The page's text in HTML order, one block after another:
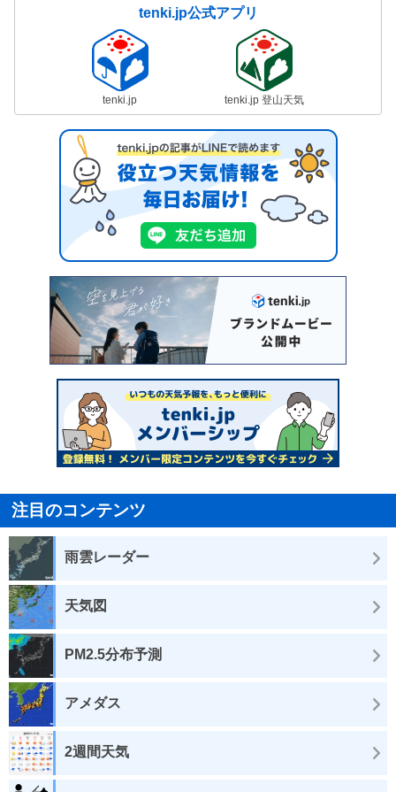
tenki.jp公式アプリ
tenki.jp tenki.jp 登山天気
注目のコンテンツ
雨雲レーダー
天気図
PM2.5分布予測
アメダス
2週間天気